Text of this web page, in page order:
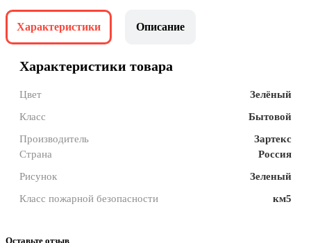
Характеристики Описание
Характеристики товара
Цвет
Зелёный
Класс
Бытовой
Производитель
Зартекс
Страна
Россия
Рисунок
Зеленый
Класс пожарной безопасности
км5
Оставьте отзыв